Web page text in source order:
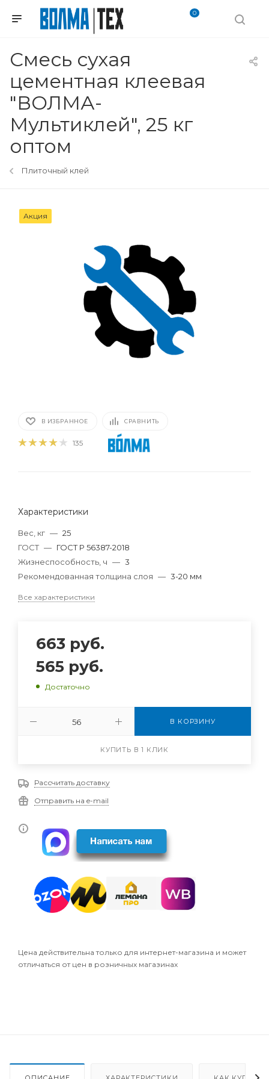
0
Смесь сухая
цементная клеевая
"ВОЛМА-
Мультиклей", 25 кг
оптом
Плиточный клей
Акция
В ИЗБРАННОЕ СРАВНИТЬ
135
Характеристики
Вес, кг — 25
ГОСТ — ГОСТ Р 56387-2018
Жизнеспособность, ч — 3
Рекомендованная толщина слоя — 3-20 мм
Все характеристики
663 руб.
565 руб.
Достаточно
В КОРЗИНУ
КУПИТЬ В 1 КЛИК
Рассчитать доставку
Отправить на e-mail
Цена действительна только для интернет-магазина и может
отличаться от цен в розничных магазинах